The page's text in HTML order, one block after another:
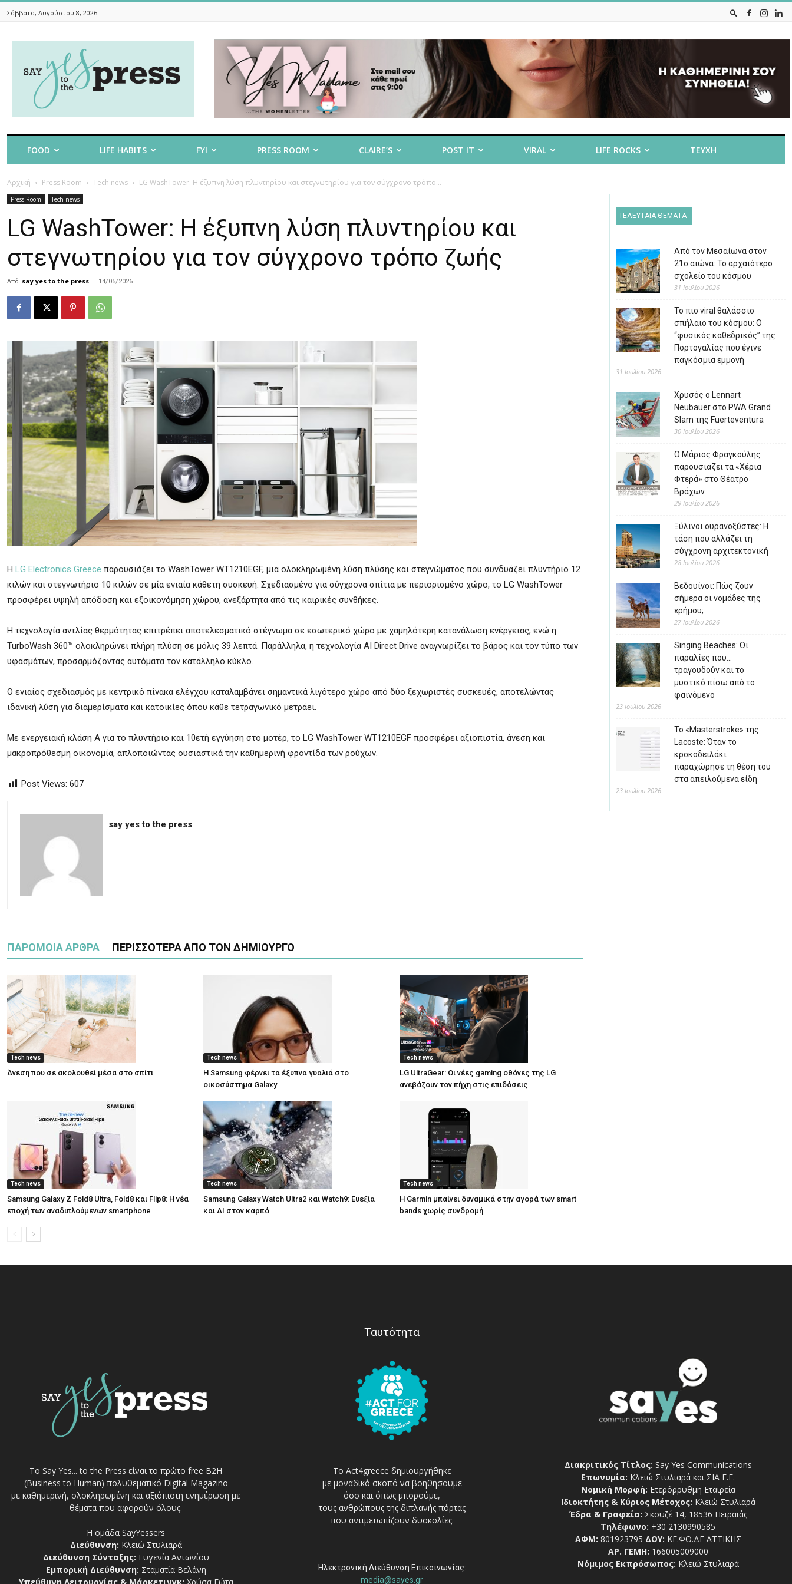
Σάββατο, Αυγούστου 8, 2026
To
The
FOOD LIFE HABITS FYI PRESS ROOM CLAIRE’S POST IT VIRAL LIFE ROCKS ΤΕΥΧΗ
Αρχική Press Room Tech news LG WashTower: Η έξυπνη λύση πλυντηρίου και στεγνωτηρίου για τον σύγχρονο τρόπο...
Press Room Tech news
LG WashTower: Η έξυπνη λύση πλυντηρίου και
στεγνωτηρίου για τον σύγχρονο τρόπο ζωής
Από say yes to the press - 14/05/2026
Η LG Electronics Greece παρουσιάζει το WashTower WT1210EGF, μια ολοκληρωμένη λύση πλύσης και στεγνώματος που συνδυάζει πλυντήριο 12
κιλών και στεγνωτήριο 10 κιλών σε μία ενιαία κάθετη συσκευή. Σχεδιασμένο για σύγχρονα σπίτια με περιορισμένο χώρο, το LG WashTower
προσφέρει υψηλή απόδοση και εξοικονόμηση χώρου, ανεξάρτητα από τις καιρικές συνθήκες.
Η τεχνολογία αντλίας θερμότητας επιτρέπει αποτελεσματικό στέγνωμα σε εσωτερικό χώρο με χαμηλότερη κατανάλωση ενέργειας, ενώ η
TurboWash 360™ ολοκληρώνει πλήρη πλύση σε μόλις 39 λεπτά. Παράλληλα, η τεχνολογία AI Direct Drive αναγνωρίζει το βάρος και τον τύπο των
υφασμάτων, προσαρμόζοντας αυτόματα τον κατάλληλο κύκλο.
Ο ενιαίος σχεδιασμός με κεντρικό πίνακα ελέγχου καταλαμβάνει σημαντικά λιγότερο χώρο από δύο ξεχωριστές συσκευές, αποτελώντας
ιδανική λύση για διαμερίσματα και κατοικίες όπου κάθε τετραγωνικό μετράει.
Με ενεργειακή κλάση Α για το πλυντήριο και 10ετή εγγύηση στο μοτέρ, το LG WashTower WT1210EGF προσφέρει αξιοπιστία, άνεση και
μακροπρόθεσμη οικονομία, απλοποιώντας ουσιαστικά την καθημερινή φροντίδα των ρούχων.
Post Views: 607
say yes to the press
ΠΑΡΟΜΟΙΑ ΑΡΘΡΑ ΠΕΡΙΣΣΟΤΕΡΑ ΑΠΟ ΤΟΝ ΔΗΜΙΟΥΡΓΟ
Tech news
Άνεση που σε ακολουθεί μέσα στο σπίτι
Tech news
Η Samsung φέρνει τα έξυπνα γυαλιά στο
οικοσύστημα Galaxy
Tech news
LG UltraGear: Οι νέες gaming οθόνες της LG
ανεβάζουν τον πήχη στις επιδόσεις
Tech news
Samsung Galaxy Z Fold8 Ultra, Fold8 και Flip8: Η νέα
εποχή των αναδιπλούμενων smartphone
Tech news
Samsung Galaxy Watch Ultra2 και Watch9: Ευεξία
και AI στον καρπό
Tech news
Η Garmin μπαίνει δυναμικά στην αγορά των smart
bands χωρίς συνδρομή
ΤΕΛΕΥΤΑΙΑ ΘΕΜΑΤΑ
Από τον Μεσαίωνα στον
21ο αιώνα: Το αρχαιότερο
σχολείο του κόσμου
31 Ιουλίου 2026
Το πιο viral θαλάσσιο
σπήλαιο του κόσμου: Ο
“φυσικός καθεδρικός” της
Πορτογαλίας που έγινε
παγκόσμια εμμονή
31 Ιουλίου 2026
Χρυσός ο Lennart
Neubauer στο PWA Grand
Slam της Fuerteventura
30 Ιουλίου 2026
Ο Μάριος Φραγκούλης
παρουσιάζει τα «Χέρια
Φτερά» στο Θέατρο
Βράχων
29 Ιουλίου 2026
Ξύλινοι ουρανοξύστες: Η
τάση που αλλάζει τη
σύγχρονη αρχιτεκτονική
28 Ιουλίου 2026
Βεδουίνοι: Πώς ζουν
σήμερα οι νομάδες της
ερήμου;
27 Ιουλίου 2026
Singing Beaches: Οι
παραλίες που…
τραγουδούν και το
μυστικό πίσω από το
φαινόμενο
23 Ιουλίου 2026
Το «Masterstroke» της
Lacoste: Όταν το
κροκοδειλάκι
παραχώρησε τη θέση του
στα απειλούμενα είδη
23 Ιουλίου 2026
Το Say Yes... to the Press είναι το πρώτο free Β2Η
(Business to Human) πολυθεματικό Digital Magazino
με καθημερινή, ολοκληρωμένη και αξιόπιστη ενημέρωση με
θέματα που αφορούν όλους.
Η ομάδα SayYessers
Διεύθυνση: Κλειώ Στυλιαρά
Διεύθυνση Σύνταξης: Ευγενία Αντωνίου
Εμπορική Διεύθυνση: Σταματία Βελάνη
Ταυτότητα
Το Act4greece δημιουργήθηκε
με μοναδικό σκοπό να βοηθήσουμε
όσο και όπως μπορούμε,
τους ανθρώπους της διπλανής πόρτας
που αντιμετωπίζουν δυσκολίες.
Ηλεκτρονική Διεύθυνση Επικοινωνίας:
media@sayes.gr
Διακριτικός Τίτλος: Say Yes Communications
Επωνυμία: Κλειώ Στυλιαρά και ΣΙΑ Ε.Ε.
Νομική Μορφή: Ετερόρρυθμη Εταιρεία
Ιδιοκτήτης & Κύριος Μέτοχος: Κλειώ Στυλιαρά
Έδρα & Γραφεία: Σκουζέ 14, 18536 Πειραιάς
Τηλέφωνο: +30 2130990585
ΑΦΜ: 801923795 ΔΟΥ: ΚΕ.ΦΟ.ΔΕ ΑΤΤΙΚΗΣ
ΑΡ. ΓΕΜΗ: 166005009000
Νόμιμος Εκπρόσωπος: Κλειώ Στυλιαρά